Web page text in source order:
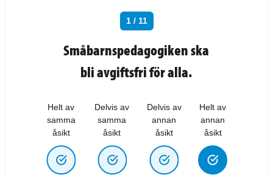
1 / 11
Småbarnspedagogiken ska
bli avgiftsfri för alla.
Helt av
samma
åsikt
Delvis av
samma
åsikt
Delvis av
annan
åsikt
Helt av
annan
åsikt